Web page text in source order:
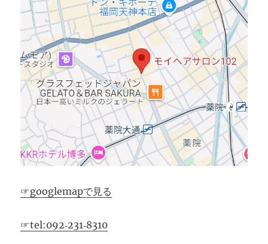
☞googlemapで見る
☞tel:092‐231‐8310